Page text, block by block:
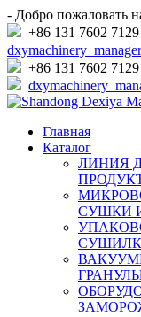
- Добро пожаловать
+86 131 7602
+86 131 7602
Главная
Каталог
ЛИНИЯ
СУШКИ